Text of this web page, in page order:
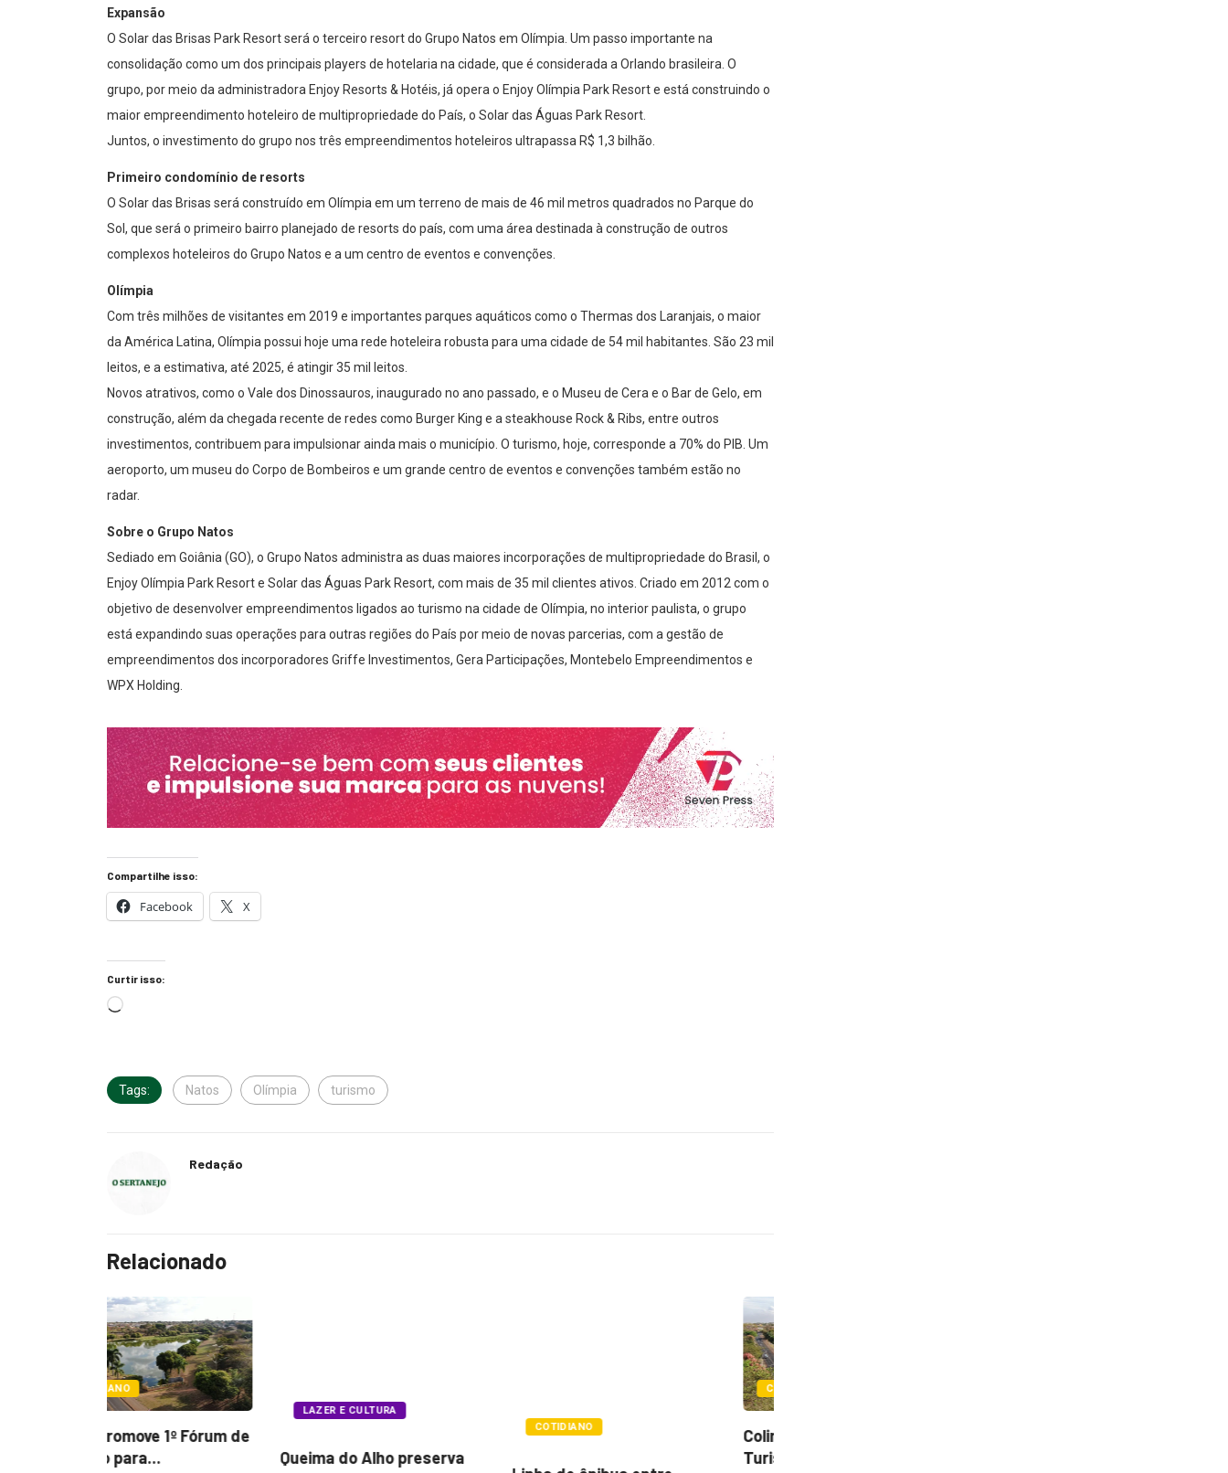
Expansão
O Solar das Brisas Park Resort será o terceiro resort do Grupo Natos em Olímpia. Um passo importante na
consolidação como um dos principais players de hotelaria na cidade, que é considerada a Orlando brasileira. O
grupo, por meio da administradora Enjoy Resorts & Hotéis, já opera o Enjoy Olímpia Park Resort e está construindo o
maior empreendimento hoteleiro de multipropriedade do País, o Solar das Águas Park Resort.
Juntos, o investimento do grupo nos três empreendimentos hoteleiros ultrapassa R$ 1,3 bilhão.
Primeiro condomínio de resorts
O Solar das Brisas será construído em Olímpia em um terreno de mais de 46 mil metros quadrados no Parque do
Sol, que será o primeiro bairro planejado de resorts do país, com uma área destinada à construção de outros
complexos hoteleiros do Grupo Natos e a um centro de eventos e convenções.
Olímpia
Com três milhões de visitantes em 2019 e importantes parques aquáticos como o Thermas dos Laranjais, o maior
da América Latina, Olímpia possui hoje uma rede hoteleira robusta para uma cidade de 54 mil habitantes. São 23 mil
leitos, e a estimativa, até 2025, é atingir 35 mil leitos.
Novos atrativos, como o Vale dos Dinossauros, inaugurado no ano passado, e o Museu de Cera e o Bar de Gelo, em
construção, além da chegada recente de redes como Burger King e a steakhouse Rock & Ribs, entre outros
investimentos, contribuem para impulsionar ainda mais o município. O turismo, hoje, corresponde a 70% do PIB. Um
aeroporto, um museu do Corpo de Bombeiros e um grande centro de eventos e convenções também estão no
radar.
Sobre o Grupo Natos
Sediado em Goiânia (GO), o Grupo Natos administra as duas maiores incorporações de multipropriedade do Brasil, o
Enjoy Olímpia Park Resort e Solar das Águas Park Resort, com mais de 35 mil clientes ativos. Criado em 2012 com o
objetivo de desenvolver empreendimentos ligados ao turismo na cidade de Olímpia, no interior paulista, o grupo
está expandindo suas operações para outras regiões do País por meio de novas parcerias, com a gestão de
empreendimentos dos incorporadores Griffe Investimentos, Gera Participações, Montebelo Empreendimentos e
WPX Holding.
Compartilhe isso:
Facebook X
Curtir isso:
Tags: Natos Olímpia turismo
Redação
Relacionado
LAZER E CULTURA
Queima do Alho preserva
Colina promove 1º Fórum de